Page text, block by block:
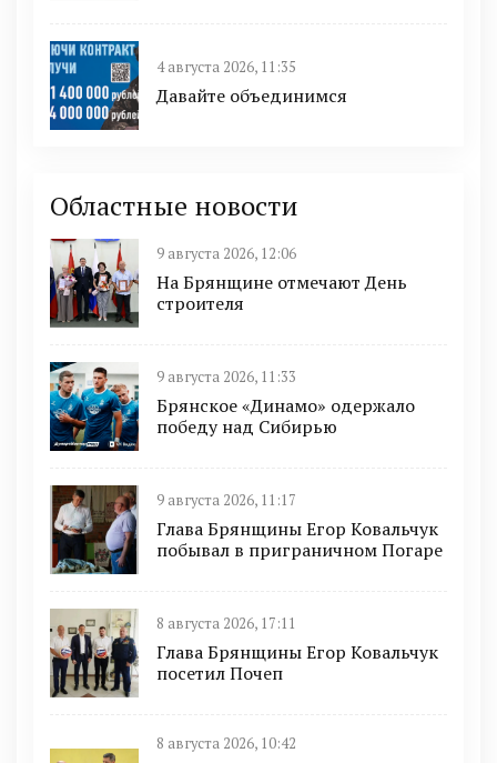
4 августа 2026, 11:35
Давайте объединимся
Областные новости
9 августа 2026, 12:06
На Брянщине отмечают День
строителя
9 августа 2026, 11:33
Брянское «Динамо» одержало
победу над Сибирью
9 августа 2026, 11:17
Глава Брянщины Егор Ковальчук
побывал в приграничном Погаре
8 августа 2026, 17:11
Глава Брянщины Егор Ковальчук
посетил Почеп
8 августа 2026, 10:42